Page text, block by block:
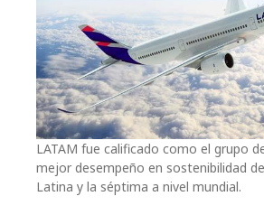
LATAM fue calificado como el grupo
mejor desempeño en sostenibilidad
Latina y la séptima a nivel mundial.